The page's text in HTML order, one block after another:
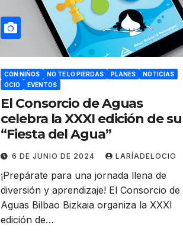
CON NIÑOS NO TE LO PIERDAS PLANES
NOTICIAS
OCIO
EVENTOS
El Consorcio de Aguas
celebra la XXXI edición de su
“Fiesta del Agua”
6 DE JUNIO DE 2024 LARÍADELOCIO
¡Prepárate para una jornada llena de
diversión y aprendizaje! El Consorcio de
Aguas Bilbao Bizkaia organiza la XXXI
edición de…